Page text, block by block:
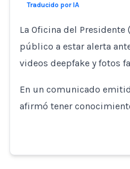
Traducido por IA
La Oficina del Presidente
público a estar alerta
videos deepfake y fotos
En un comunicado
afirmó tener